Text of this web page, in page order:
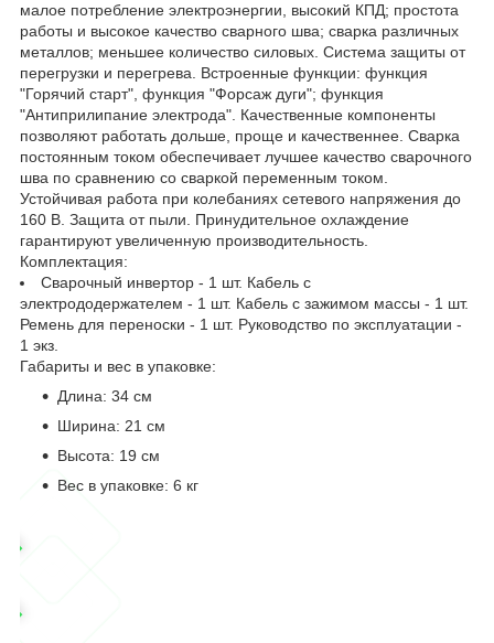
малое потребление электроэнергии, высокий КПД; простота
работы и высокое качество сварного шва; сварка различных
металлов; меньшее количество силовых. Система защиты от
перегрузки и перегрева. Встроенные функции: функция
"Горячий старт", функция "Форсаж дуги"; функция
"Антиприлипание электрода". Качественные компоненты
позволяют работать дольше, проще и качественнее. Сварка
постоянным током обеспечивает лучшее качество сварочного
шва по сравнению со сваркой переменным током.
Устойчивая работа при колебаниях сетевого напряжения до
160 В. Защита от пыли. Принудительное охлаждение
гарантируют увеличенную производительность.
Комплектация:
Сварочный инвертор - 1 шт. Кабель с
электрододержателем - 1 шт. Кабель с зажимом массы - 1 шт.
Ремень для переноски - 1 шт. Руководство по эксплуатации -
1 экз.
Габариты и вес в упаковке:
Длина: 34 см
Ширина: 21 см
Высота: 19 см
Вес в упаковке: 6 кг